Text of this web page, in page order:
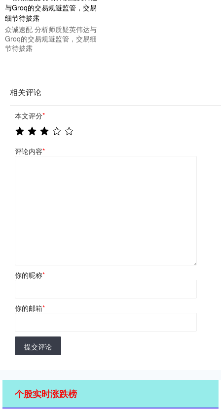
众诚速配 分析师质疑英伟达与
Groq的交易规避监管，交易细
节待披露
相关评论
本文评分*
评论内容*
你的昵称*
你的邮箱*
提交评论
个股实时涨跌榜